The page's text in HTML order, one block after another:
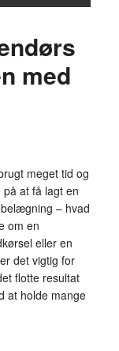
med
meget tid og
at få lagt en
– hvad
om en
eller en
det vigtig for
flotte resultat
at holde mange